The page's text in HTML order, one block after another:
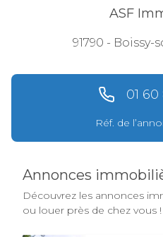
ASF
91790 - Boissy-
01
Réf. de
Annonces
Découvrez les annonces
ou louer près de chez vous !